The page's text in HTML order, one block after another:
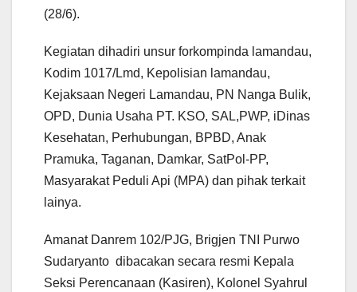
(28/6).
Kegiatan dihadiri unsur forkompinda lamandau,
Kodim 1017/Lmd, Kepolisian lamandau,
Kejaksaan Negeri Lamandau, PN Nanga Bulik,
OPD, Dunia Usaha PT. KSO, SAL,PWP, iDinas
Kesehatan, Perhubungan, BPBD, Anak
Pramuka, Taganan, Damkar, SatPol-PP,
Masyarakat Peduli Api (MPA) dan pihak terkait
lainya.
Amanat Danrem 102/PJG, Brigjen TNI Purwo
Sudaryanto dibacakan secara resmi Kepala
Seksi Perencanaan (Kasiren), Kolonel Syahrul